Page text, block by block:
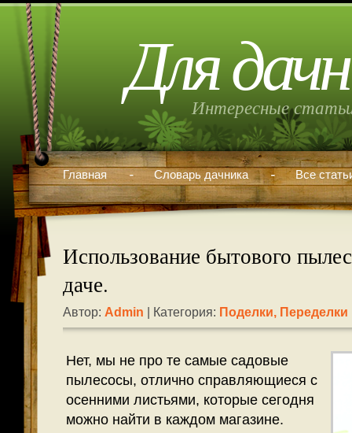
Для
Интересные
Главная Словарь дачника Все
Использование бытового
даче.
Автор: Admin | Категория: Поделки, Переделки
Нет, мы не про те самые садовые
пылесосы, отлично справляющиеся с
осенними листьями, которые сегодня
можно найти в каждом магазине.